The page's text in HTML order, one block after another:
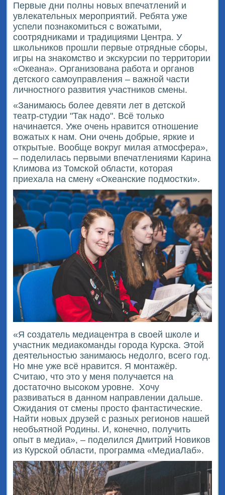
Первые дни полны новых впечатлений и
увлекательных мероприятий. Ребята уже
успели познакомиться с вожатыми,
соотрядниками и традициями Центра. У
школьников прошли первые отрядные сборы,
игры на знакомство и экскурсии по территории
«Океана». Организована работа и органов
детского самоуправления – важной части
личностного развития участников смены.
«Занимаюсь более девяти лет в детской
театр-студии "Так надо". Всё только
начинается. Уже очень нравится отношение
вожатых к нам. Они очень добрые, яркие и
открытые. Вообще вокруг милая атмосфера»,
– поделилась первыми впечатлениями Карина
Климова из Томской области, которая
приехала на смену «Океанские подмостки».
«Я создатель медиацентра в своей школе и
участник медиакоманды города Курска. Этой
деятельностью занимаюсь недолго, всего год.
Но мне уже всё нравится. Я монтажёр.
Считаю, что это у меня получается на
достаточно высоком уровне. Хочу
развиваться в данном направлении дальше.
Ожидания от смены просто фантастические.
Найти новых друзей с разных регионов нашей
необъятной Родины. И, конечно, получить
опыт в медиа», – поделился Дмитрий Новиков
из Курской области, программа «МедиаЛаб».